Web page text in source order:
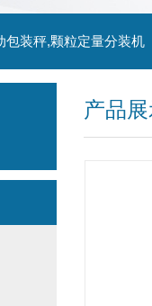
包装秤,颗粒定量分装机
产品